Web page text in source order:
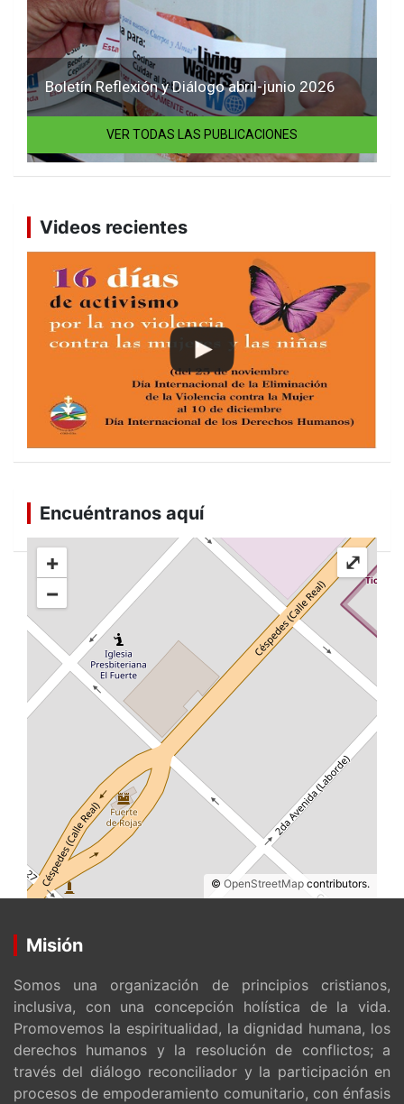
Boletín Reflexión y Diálogo abril-junio 2026
VER TODAS LAS PUBLICACIONES
Videos recientes
Encuéntranos aquí
+
−
© OpenStreetMap contributors.
⤢
Misión
Somos una organización de principios cristianos,
inclusiva, con una concepción holística de la vida.
Promovemos la espiritualidad, la dignidad humana, los
derechos humanos y la resolución de conflictos; a
través del diálogo reconciliador y la participación en
procesos de empoderamiento comunitario, con énfasis